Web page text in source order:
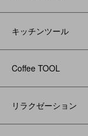
キッチンツール
Coffee TOOL
リラクゼーション